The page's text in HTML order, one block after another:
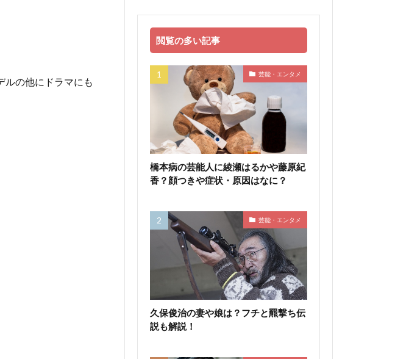
ルの他にドラマにも
閲覧の多い記事
芸能・エンタメ
橋本病の芸能人に綾瀬はるかや藤原紀
香？顔つきや症状・原因はなに？
芸能・エンタメ
久保俊治の妻や娘は？フチと羆撃ち伝
説も解説！